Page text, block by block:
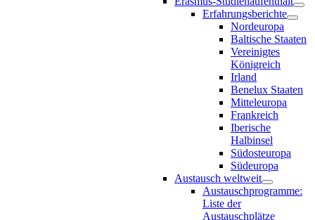
Erfahrungsberichte
Nordeuropa
Baltische Staaten
Vereinigtes
Königreich
Irland
Benelux Staaten
Mitteleuropa
Frankreich
Iberische
Halbinsel
Südosteuropa
Südeuropa
Austausch weltweit
Austauschprogramme:
Liste der
Austauschplätze